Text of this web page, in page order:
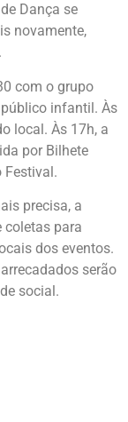
Dança se
novamente,
com o grupo
infantil. Às
local. Às 17h, a
por Bilhete
Festival.
precisa, a
coletas para
dos eventos.
serão
social.